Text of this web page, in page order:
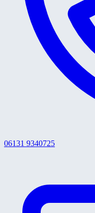
06131 9340725